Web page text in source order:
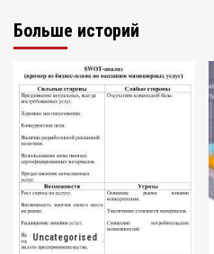
Больше историй
Uncategorised